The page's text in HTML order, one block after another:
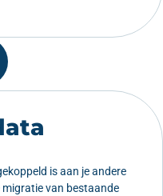
is aan je andere
migratie van bestaande